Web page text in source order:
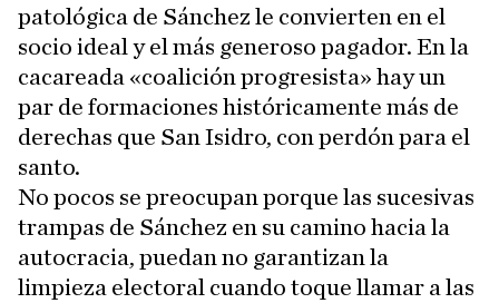
patológica de Sánchez le convierten en el
socio ideal y el más generoso pagador. En la
cacareada «coalición progresista» hay un
par de formaciones históricamente más de
derechas que San Isidro, con perdón para el
santo.
No pocos se preocupan porque las sucesivas
trampas de Sánchez en su camino hacia la
autocracia, puedan no garantizan la
limpieza electoral cuando toque llamar a las